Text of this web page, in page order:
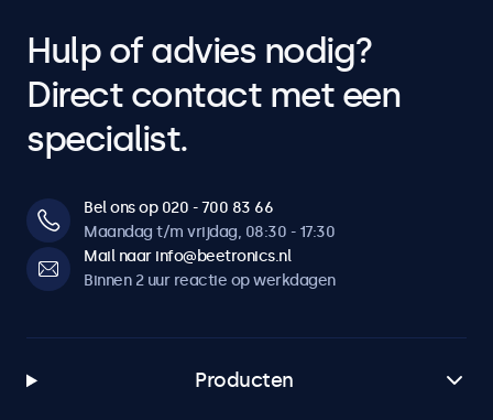
Hulp of advies nodig?
Direct contact met een
specialist.
Bel ons op 020 - 700 83 66
Maandag t/m vrijdag, 08:30 - 17:30
Mail naar info@beetronics.nl
Binnen 2 uur reactie op werkdagen
Producten